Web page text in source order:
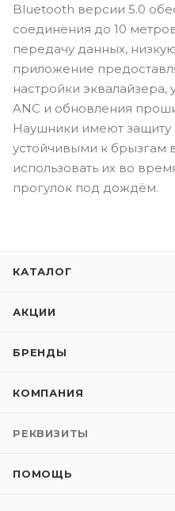
Bluetooth версии 5.0
соединения до 10
передачу данных,
приложение
настройки
ANC и обновления
Наушники имеют защиту
устойчивыми к брызгам
использовать их во
прогулок под дождём.
КАТАЛОГ
АКЦИИ
БРЕНДЫ
КОМПАНИЯ
РЕКВИЗИТЫ
ПОМОЩЬ